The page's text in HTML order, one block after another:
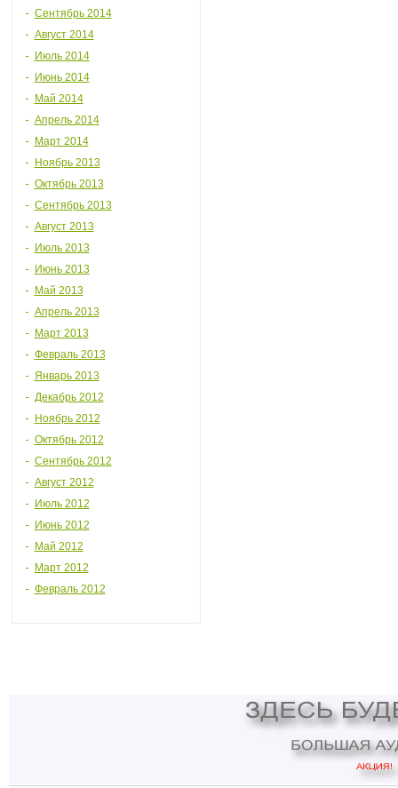
Сентябрь 2014
Август 2014
Июль 2014
Июнь 2014
Май 2014
Апрель 2014
Март 2014
Ноябрь 2013
Октябрь 2013
Сентябрь 2013
Август 2013
Июль 2013
Июнь 2013
Май 2013
Апрель 2013
Март 2013
Февраль 2013
Январь 2013
Декабрь 2012
Ноябрь 2012
Октябрь 2012
Сентябрь 2012
Август 2012
Июль 2012
Июнь 2012
Май 2012
Март 2012
Февраль 2012